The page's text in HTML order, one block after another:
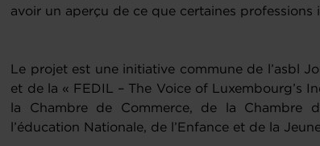
avoir un aperçu de ce que certaines professions
Le projet est une initiative commune de l’asbl
et de la « FEDIL – The Voice of Luxembourg’s
la Chambre de Commerce, de la Chambre
l’éducation Nationale, de l’Enfance et de la